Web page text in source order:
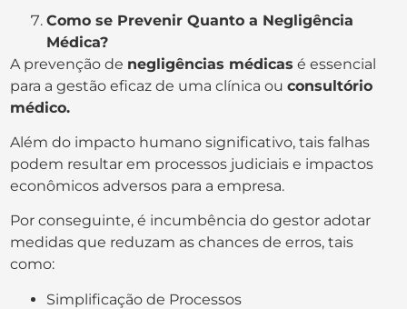
Como se Prevenir Quanto a Negligência
Médica?
A prevenção de negligências médicas é essencial
para a gestão eficaz de uma clínica ouconsultório
médico.
Além do impacto humano significativo, tais falhas
podem resultar em processos judiciais e impactos
econômicos adversos para a empresa.
Por conseguinte, é incumbência do gestor adotar
medidas que reduzam as chances de erros, tais
como:
Simplificação de Processos